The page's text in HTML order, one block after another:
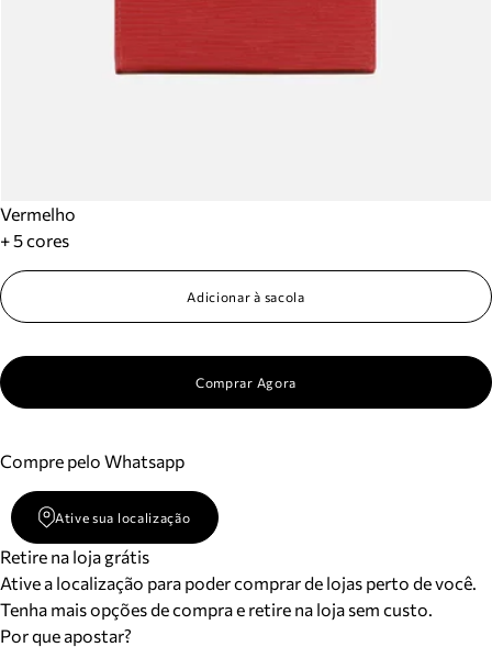
Vermelho
+ 5 cores
Adicionar à sacola
Comprar Agora
Compre pelo Whatsapp
Ative sua localização
Retire na loja grátis
Ative a localização para poder comprar de lojas perto de você.
Tenha mais opções de compra e retire na loja sem custo.
Por que apostar?